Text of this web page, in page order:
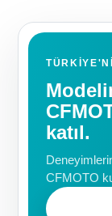
katıl.
CFMOTO